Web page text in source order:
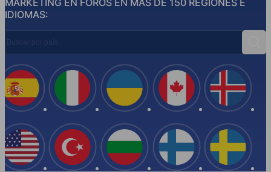
MARKETING EN FOROS EN MÁS DE 150 REGIONES E
IDIOMAS:
España
EE.UU
Italia
Turquía
Ucrania
Bulgaria
Canadá
Finlandia Suecia